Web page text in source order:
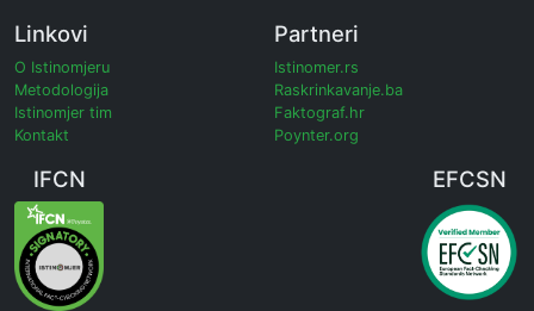
Linkovi
O Istinomjeru
Metodologija
Istinomjer tim
Kontakt
Partneri
Istinomer.rs
Raskrinkavanje.ba
Faktograf.hr
Poynter.org
IFCN EFCSN